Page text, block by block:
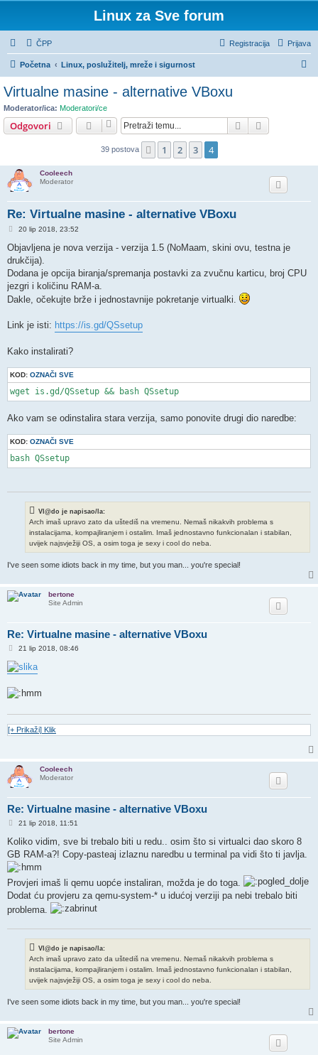
Linux za Sve forum
ČPP Prijava
Registracija
Početna Linux, poslužitelj, mreže i sigurnost
ž
i
Virtualne masine - alternative VBoxu
Moderator/ica: Moderatori/ce
Odgovori Pretražnik
39 postova Prethodna
1 2 3 4
Cooleech
Moderator
Re: Virtualne masine - alternative VBoxu
P
s
20 lip 2018, 23:52
Objavljena je nova verzija - verzija 1.5 (NoMaam, skini ovu, testna je
drukčija).
Dodana je opcija biranja/spremanja postavki za zvučnu karticu, broj CPU
jezgri i količinu RAM-a.
Dakle, očekujte brže i jednostavnije pokretanje virtualki.
Link je isti: https://is.gd/QSsetup
Kako instalirati?
KOD: OZNAČI SVE
wget is.gd/QSsetup && bash QSsetup
Ako vam se odinstalira stara verzija, samo ponovite drugi dio naredbe:
KOD: OZNAČI SVE
bash QSsetup
Vl@do je napisao/la:
Arch imaš upravo zato da uštediš na vremenu. Nemaš nikakvih problema s
instalacijama, kompajliranjem i ostalim. Imaš jednostavno funkcionalan i stabilan,
uvijek najsvježiji OS, a osim toga je sexy i cool do neba.
I've seen some idiots back in my time, but you man... you're special!
bertone
Site Admin
Re: Virtualne masine - alternative VBoxu
P
s
t
21 lip 2018, 08:46
[+ Prikaži] Klik
Cooleech
Moderator
Re: Virtualne masine - alternative VBoxu
P
s
21 lip 2018, 11:51
Koliko vidim, sve bi trebalo biti u redu.. osim što si virtualci dao skoro 8
GB RAM-a?! Copy-pasteaj izlaznu naredbu u terminal pa vidi što ti javlja.
Provjeri imaš li qemu uopće instaliran, možda je do toga.
Dodat ću provjeru za qemu-system-* u idućoj verziji pa nebi trebalo biti
problema.
Vl@do je napisao/la:
Arch imaš upravo zato da uštediš na vremenu. Nemaš nikakvih problema s
instalacijama, kompajliranjem i ostalim. Imaš jednostavno funkcionalan i stabilan,
uvijek najsvježiji OS, a osim toga je sexy i cool do neba.
I've seen some idiots back in my time, but you man... you're special!
bertone
Site Admin